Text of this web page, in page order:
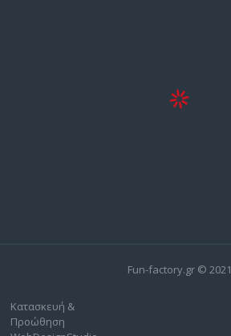
Fun-factory.gr © 2021
Κατασκευή &
Προώθηση